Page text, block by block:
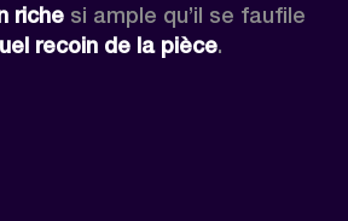
riche si ample qu’il se faufile
recoin de la pièce.